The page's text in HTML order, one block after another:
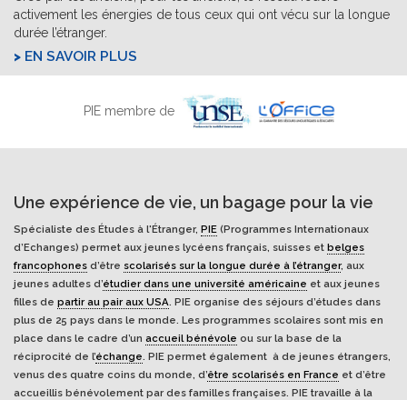
activement les énergies de tous ceux qui ont vécu sur la longue
durée l’étranger.
EN SAVOIR PLUS
PIE membre de
Une expérience de vie, un bagage pour la vie
Spécialiste des Études à l'Étranger, PIE (Programmes Internationaux
d’Echanges) permet aux jeunes lycéens français, suisses et belges
francophones d’être scolarisés sur la longue durée à l’étranger, aux
jeunes adultes d’étudier dans une université américaine et aux jeunes
filles de partir au pair aux USA. PIE organise des séjours d’études dans
plus de 25 pays dans le monde. Les programmes scolaires sont mis en
place dans le cadre d’un accueil bénévole ou sur la base de la
réciprocité de l’échange. PIE permet également à de jeunes étrangers,
venus des quatre coins du monde, d’être scolarisés en France et d’être
accueillis bénévolement par des familles françaises. PIE travaille à la